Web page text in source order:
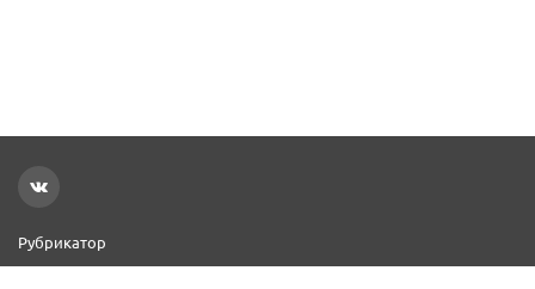
Рубрикатор